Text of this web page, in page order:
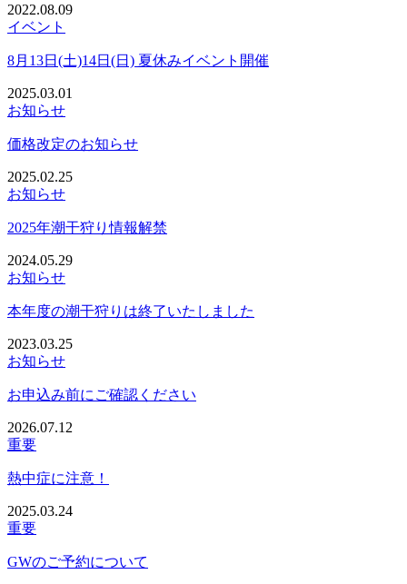
2022.08.09
イベント
8月13日(土)14日(日) 夏休みイベント開催
2025.03.01
お知らせ
価格改定のお知らせ
2025.02.25
お知らせ
2025年潮干狩り情報解禁
2024.05.29
お知らせ
本年度の潮干狩りは終了いたしました
2023.03.25
お知らせ
お申込み前にご確認ください
2026.07.12
重要
熱中症に注意！
2025.03.24
重要
GWのご予約について